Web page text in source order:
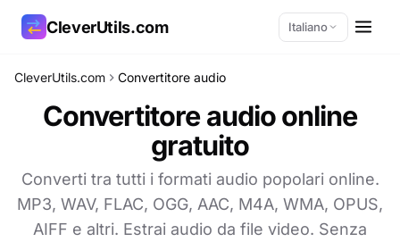
CleverUtils.com Italiano
CleverUtils.com Convertitore audio
Convertitore audio online
gratuito
Converti tra tutti i formati audio popolari online.
MP3, WAV, FLAC, OGG, AAC, M4A, WMA, OPUS,
AIFF e altri. Estrai audio da file video. Senza
Copia link